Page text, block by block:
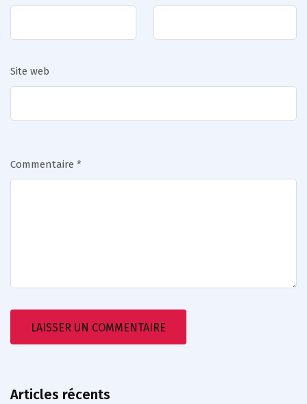
Site web
Commentaire *
Articles récents